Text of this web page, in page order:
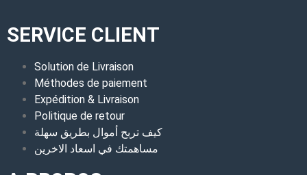
SERVICE CLIENT
Solution de Livraison
Méthodes de paiement
Expédition & Livraison
Politique de retour
كيف تربح أموال بطريق سهلة
مساهمتك في اسعاد الاخرين